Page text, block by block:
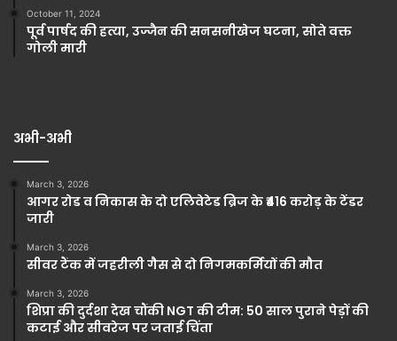
October 11, 2024
पूर्व पार्षद की हत्या, उज्जैन की सनसनीखेज घटना, सोते वक्त
गोली मारी
अभी-अभी
March 3, 2026
आगर रोड व निकास के दो एलिवेटेड ब्रिज के ₹416 करोड़ के टेंडर
जारी
March 3, 2026
सीवर टैंक में जहरीली गैस से दो निगमकर्मियों की मौत
March 3, 2026
शिप्रा की दुर्दशा देख चौंकी NGT की टीम: 50 साल पुराने पेड़ों की
कटाई और सीवरेज पर जताई चिंता